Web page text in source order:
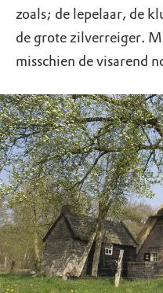
zoals; de lepelaar, de
de grote zilverreiger.
misschien de visarend